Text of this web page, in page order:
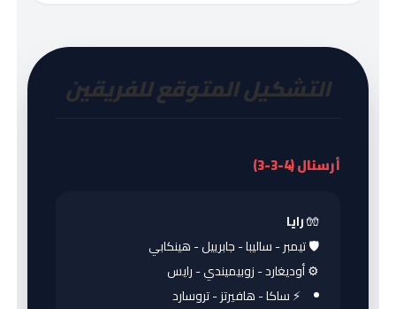
التشكيل المتوقع للفريقين
أرسنال (4-3-3)
🧤رايا
🛡️ تيمبر - ساليبا - جابرييل - هينكابي
⚙️ أوديغارد - زوبيميندي - رايس
⚡ ساكا - هافيرتز - تروسارد